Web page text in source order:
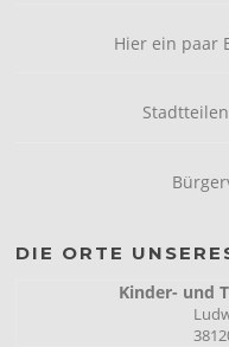
Hier ein paar
DIE ORTE
Kinder- und